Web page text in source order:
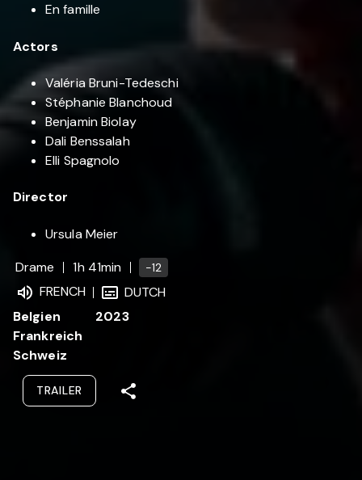
En famille
Actors
Valéria Bruni-Tedeschi
Stéphanie Blanchoud
Benjamin Biolay
Dali Benssalah
Elli Spagnolo
Director
Ursula Meier
Drame
1h 41min -12
FRENCH
DUTCH
Belgien
Frankreich
Schweiz
2023
TRAILER